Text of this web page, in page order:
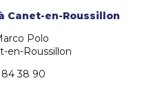
Canet-en-Roussillon
Polo
en-Roussillon
38 90